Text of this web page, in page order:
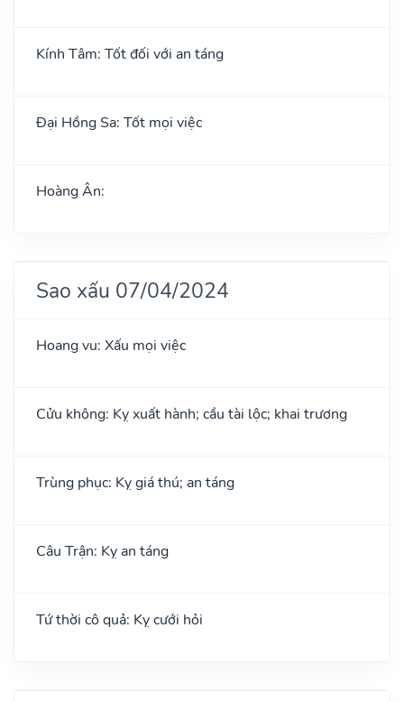
Kính Tâm: Tốt đối với an táng
Đại Hồng Sa: Tốt mọi việc
Hoàng Ân:
Sao xấu 07/04/2024
Hoang vu: Xấu mọi việc
Cửu không: Kỵ xuất hành; cầu tài lộc; khai trương
Trùng phục: Kỵ giá thú; an táng
Câu Trận: Kỵ an táng
Tứ thời cô quả: Kỵ cưới hỏi